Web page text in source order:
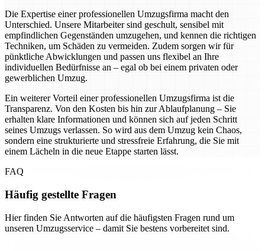
Die Expertise einer professionellen Umzugsfirma macht den
Unterschied. Unsere Mitarbeiter sind geschult, sensibel mit
empfindlichen Gegenständen umzugehen, und kennen die richtigen
Techniken, um Schäden zu vermeiden. Zudem sorgen wir für
pünktliche Abwicklungen und passen uns flexibel an Ihre
individuellen Bedürfnisse an – egal ob bei einem privaten oder
gewerblichen Umzug.
Ein weiterer Vorteil einer professionellen Umzugsfirma ist die
Transparenz. Von den Kosten bis hin zur Ablaufplanung – Sie
erhalten klare Informationen und können sich auf jeden Schritt
seines Umzugs verlassen. So wird aus dem Umzug kein Chaos,
sondern eine strukturierte und stressfreie Erfahrung, die Sie mit
einem Lächeln in die neue Etappe starten lässt.
FAQ
Häufig gestellte Fragen
Hier finden Sie Antworten auf die häufigsten Fragen rund um
unseren Umzugsservice – damit Sie bestens vorbereitet sind.